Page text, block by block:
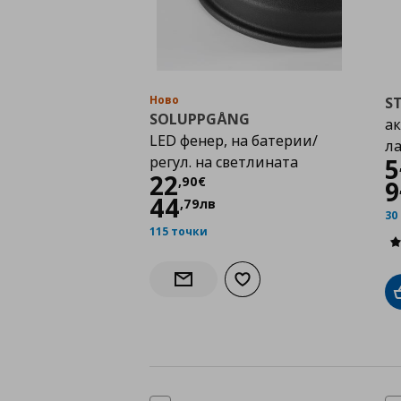
Ново
SOLUPPGÅNG
LED фенер, на батерии/
регул. на светлината
22,90€
Цена
44,79лв
115 точки
Информирай ме за наличност
Добави към списъка с
5,
9,